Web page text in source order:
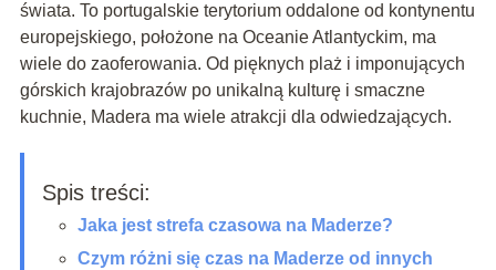
świata. To portugalskie terytorium oddalone od kontynentu
europejskiego, położone na Oceanie Atlantyckim, ma
wiele do zaoferowania. Od pięknych plaż i imponujących
górskich krajobrazów po unikalną kulturę i smaczne
kuchnie, Madera ma wiele atrakcji dla odwiedzających.
Spis treści:
Jaka jest strefa czasowa na Maderze?
Czym różni się czas na Maderze od innych